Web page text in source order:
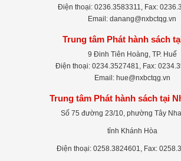
Điện thoại: 0236.3583311, Fax:
Email: danang@nxbctqg.vn
Trung tâm Phát hành sách
9 Đinh Tiên Hoàng, TP. Huế
Điện thoại: 0234.3527481, Fax:
Email: hue@nxbctqg.vn
Trung tâm Phát hành sách tại
Số 75 đường 23/10, phường Tây Nha
tỉnh Khánh Hòa
Điện thoại: 0258.3824601, Fax: